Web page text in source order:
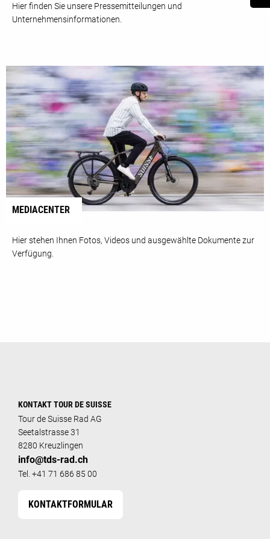
Hier finden Sie unsere Pressemitteilungen und
Unternehmensinformationen.
MEDIACENTER
Hier stehen Ihnen Fotos, Videos und ausgewählte Dokumente zur
Verfügung.
KONTAKT TOUR DE SUISSE
Tour de Suisse Rad AG
Seetalstrasse 31
8280 Kreuzlingen
info@tds-rad.ch
Tel. +41 71 686 85 00
KONTAKTFORMULAR